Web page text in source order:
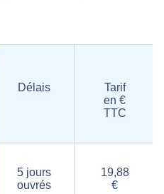
Délais
Tarif
en €
TTC
5 jours
ouvrés
19,88
€